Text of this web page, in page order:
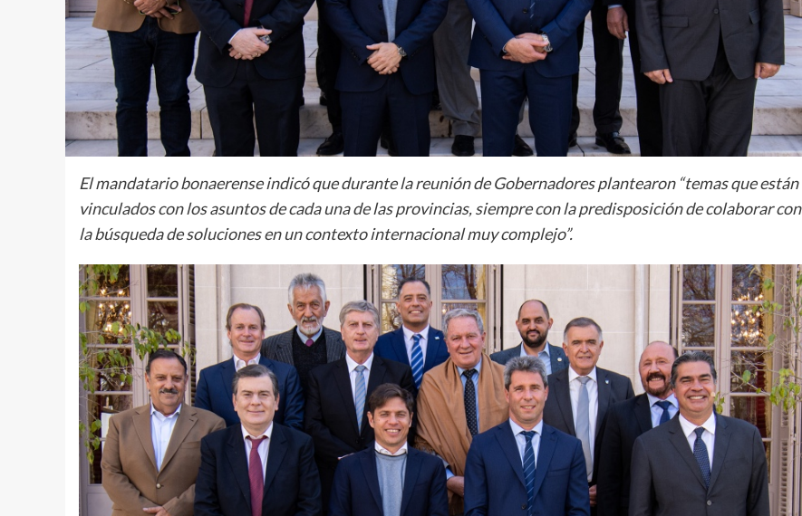
El mandatario bonaerense indicó que durante la reunión de Gobernadores plantearon “temas que están
vinculados con los asuntos de cada una de las provincias, siempre con la predisposición de colaborar con
la búsqueda de soluciones en un contexto internacional muy complejo”.